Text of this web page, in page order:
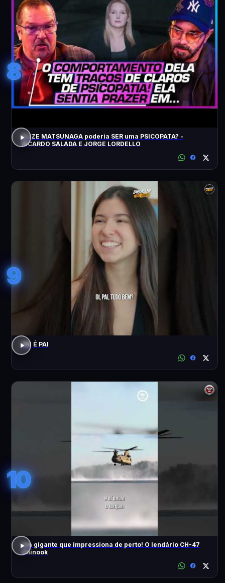
8
ELIZE MATSUNAGA poderia SER uma PSICOPATA? -
RICARDO SALADA E JORGE LORDELLO
9
PAI É PAI
10
Um gigante que impressiona de perto! O lendário CH-47
Chinook